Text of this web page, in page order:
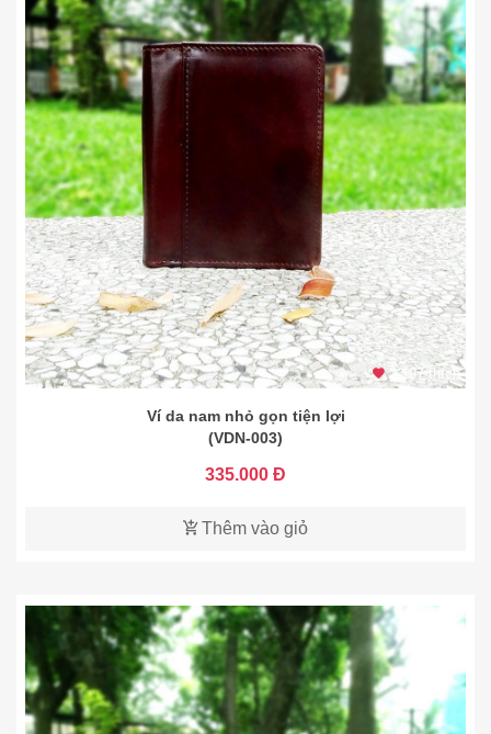
2.197 thích
Ví da nam nhỏ gọn tiện lợi
(VDN-003)
335.000 Đ
Thêm vào giỏ